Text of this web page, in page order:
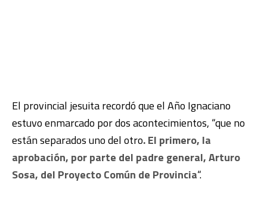
El provincial jesuita recordó que el Año Ignaciano
estuvo enmarcado por dos acontecimientos, “que no
están separados uno del otro. El primero, la
aprobación, por parte del padre general, Arturo
Sosa, del Proyecto Común de Provincia“.